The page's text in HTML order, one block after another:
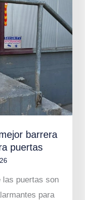
barrera
puertas
las puertas son
para